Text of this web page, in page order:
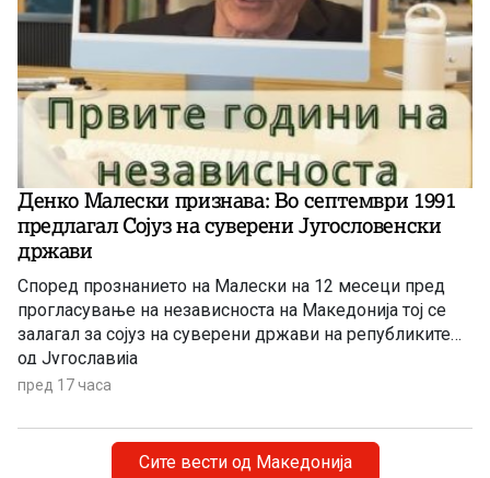
Денко Малески признава: Во септември 1991
предлагал Сојуз на суверени Југословенски
држави
Според прознанието на Малески на 12 месеци пред
прогласување на независноста на Македонија тој се
залагал за сојуз на суверени држави на републиките
од Југославија
пред 17 часа
Сите вести од Македонија